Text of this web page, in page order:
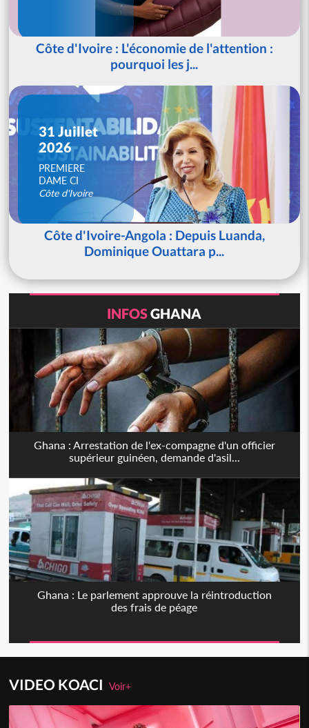
Côte d'Ivoire : L'économie de l'attention :
pourquoi les j...
31 Juillet
2026
PREMIERE
DAME CI
Côte d'Ivoire
Côte d'Ivoire-Angola : Depuis Luanda,
Dominique Ouattara p...
INFOSGHANA
Ghana : Arrestation de l'ex-compagne d'un officier
supérieur guinéen, demande d'asil...
Ghana : Le parlement approuve la réintroduction
des frais de péage
VIDEO KOACIVoir+